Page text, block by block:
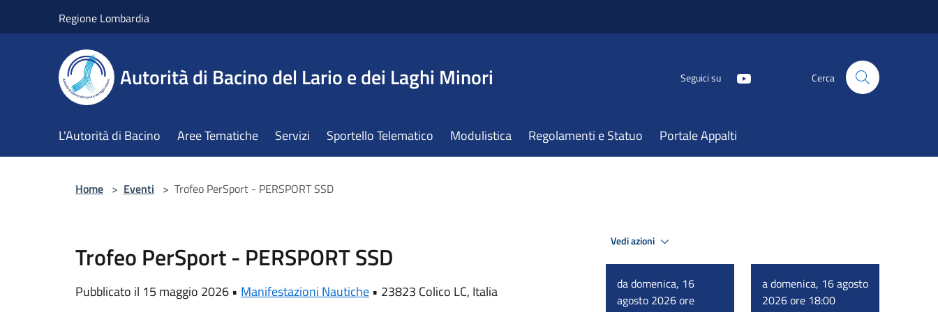
Regione Lombardia
Autorità di Bacino del Lario e dei Laghi Minori Seguici su Cerca
L'Autorità di Bacino Aree Tematiche Servizi Sportello Telematico Modulistica Regolamenti e Statuo Portale Appalti
Home > Eventi > Trofeo PerSport - PERSPORT SSD
Trofeo PerSport - PERSPORT SSD
Pubblicato il 15 maggio 2026 • Manifestazioni Nautiche • 23823 Colico LC, Italia
Vedi azioni
da domenica, 16
agosto 2026 ore
a domenica, 16 agosto
2026 ore 18:00